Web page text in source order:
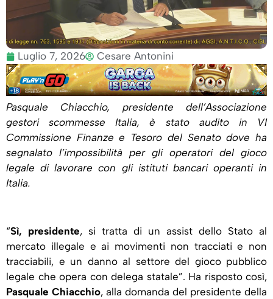
Luglio 7, 2026 Cesare Antonini
Pasquale Chiacchio, presidente dell’Associazione
gestori scommesse Italia, è stato audito in VI
Commissione Finanze e Tesoro del Senato dove ha
segnalato l’impossibilità per gli operatori del gioco
legale di lavorare con gli istituti bancari operanti in
Italia.
“Sì, presidente, si tratta di un assist dello Stato al
mercato illegale e ai movimenti non tracciati e non
tracciabili, e un danno al settore del gioco pubblico
legale che opera con delega statale”. Ha risposto così,
Pasquale Chiacchio, alla domanda del presidente della